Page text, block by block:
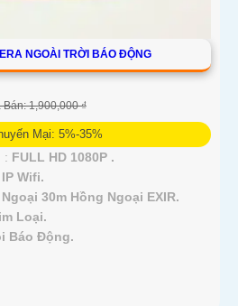
NGOÀI TRỜI BÁO ĐỘNG
Bán: 1,900,000 ₫
Mại: 5%-35%
: FULL HD 1080P .
IP Wifi.
30m Hồng Ngoại EXIR.
Loại.
Báo Động.